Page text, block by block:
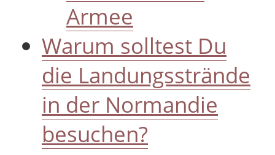
Armee
Warum solltest Du
die Landungsstrände
in der Normandie
besuchen?